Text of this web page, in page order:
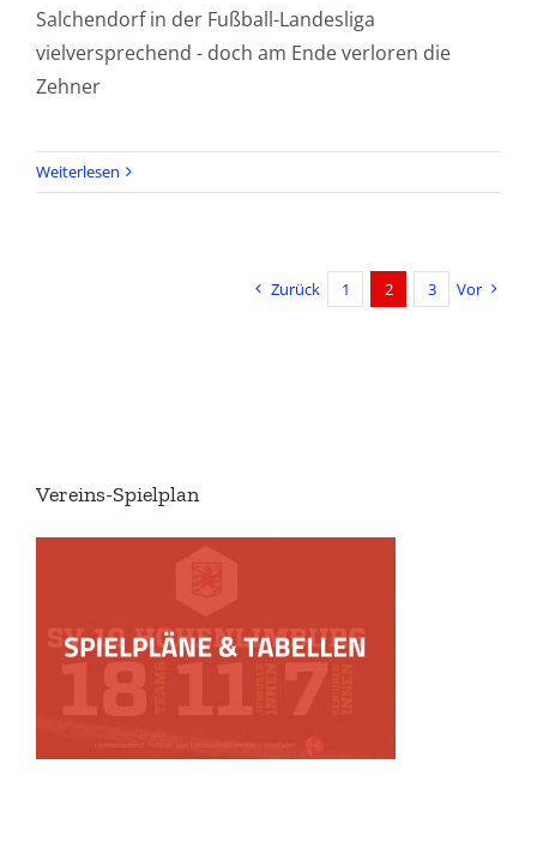
Salchendorf in der Fußball-Landesliga
vielversprechend - doch am Ende verloren die
Zehner
Weiterlesen
Zurück 1 2 3 Vor
Vereins-Spielplan